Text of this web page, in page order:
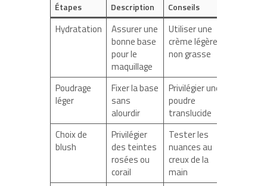
Étapes Description Conseils
Hydratation
Assurer une
bonne base
pour le
maquillage
Utiliser une
crème légère
non grasse
Poudrage
léger
Fixer la base
sans
alourdir
Privilégier une
poudre
translucide
Choix de
blush
Privilégier
des teintes
rosées ou
corail
Tester les
nuances au
creux de la
main